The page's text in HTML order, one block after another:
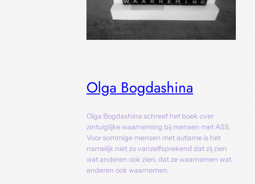
Olga Bogdashina
Olga Bogdashina schreef het boek over
zintuiglijke waarneming bij mensen met ASS.
Voor sommige mensen met autisme is het
namelijk niet zo vanzelfsprekend dat zij zien
wat anderen ook zien, dat ze waarnemen wat
anderen ook waarnemen.